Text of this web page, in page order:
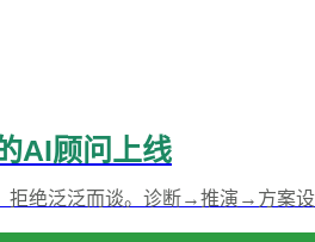
AI顾问上线
拒绝泛泛而谈。诊断→推演→方案